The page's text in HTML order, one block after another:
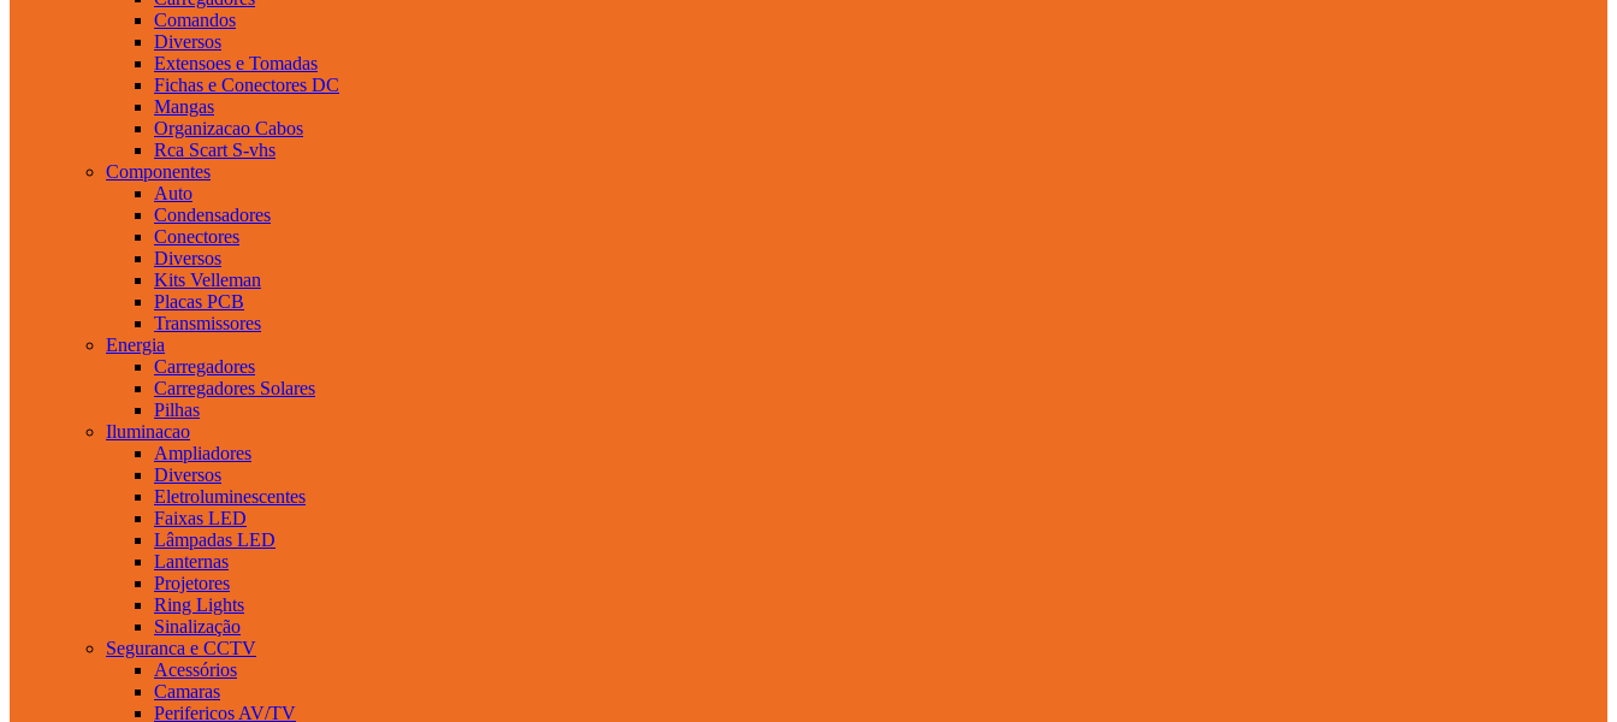
Comandos
Diversos
Extensoes e Tomadas
Fichas e Conectores DC
Mangas
Organizacao Cabos
Rca Scart S-vhs
Componentes
Auto
Condensadores
Conectores
Diversos
Kits Velleman
Placas PCB
Transmissores
Energia
Carregadores
Carregadores Solares
Pilhas
Iluminacao
Ampliadores
Diversos
Eletroluminescentes
Faixas LED
Lâmpadas LED
Lanternas
Projetores
Ring Lights
Sinalização
Seguranca e CCTV
Acessórios
Camaras
Perifericos AV/TV